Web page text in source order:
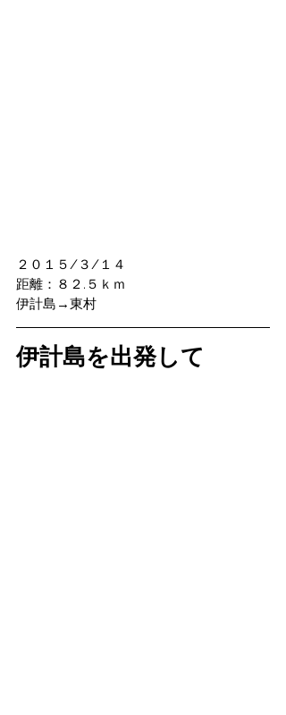
２０１５/３/１４
距離：８２.５ｋｍ
伊計島→東村
伊計島を出発して